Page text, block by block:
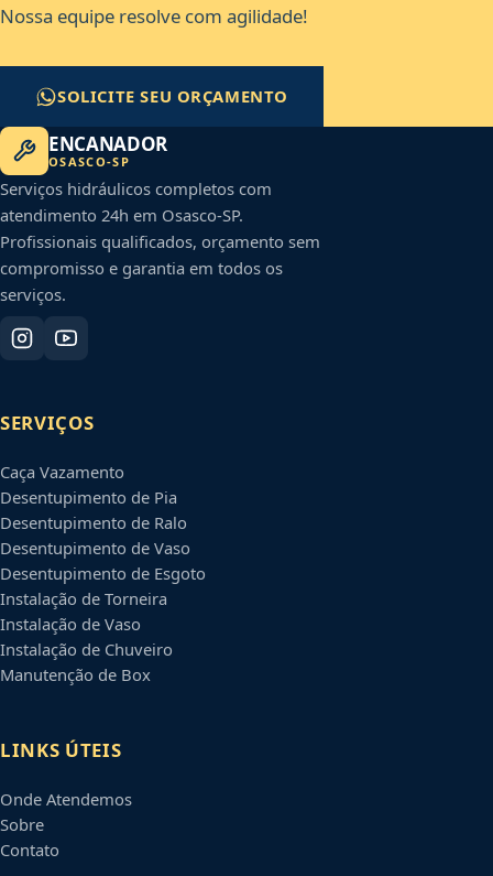
Nossa equipe resolve com agilidade!
SOLICITE SEU ORÇAMENTO
ENCANADOR
OSASCO-SP
Serviços hidráulicos completos com
atendimento 24h em Osasco-SP.
Profissionais qualificados, orçamento sem
compromisso e garantia em todos os
serviços.
SERVIÇOS
Caça Vazamento
Desentupimento de Pia
Desentupimento de Ralo
Desentupimento de Vaso
Desentupimento de Esgoto
Instalação de Torneira
Instalação de Vaso
Instalação de Chuveiro
Manutenção de Box
LINKS ÚTEIS
Onde Atendemos
Sobre
Contato